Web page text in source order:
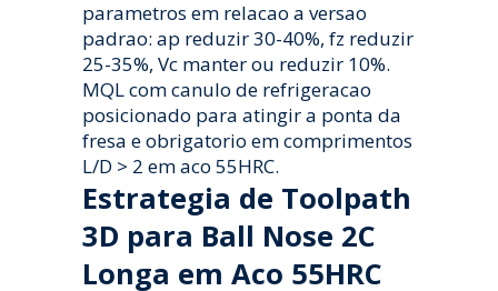
parametros em relacao a versao
padrao: ap reduzir 30-40%, fz reduzir
25-35%, Vc manter ou reduzir 10%.
MQL com canulo de refrigeracao
posicionado para atingir a ponta da
fresa e obrigatorio em comprimentos
L/D > 2 em aco 55HRC.
Estrategia de Toolpath
3D para Ball Nose 2C
Longa em Aco 55HRC